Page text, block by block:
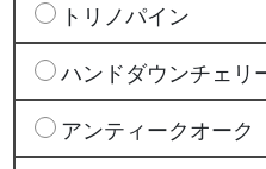
トリノパイン
ハンドダウンチェリ
アンティークオーク